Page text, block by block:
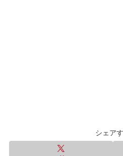
シェア